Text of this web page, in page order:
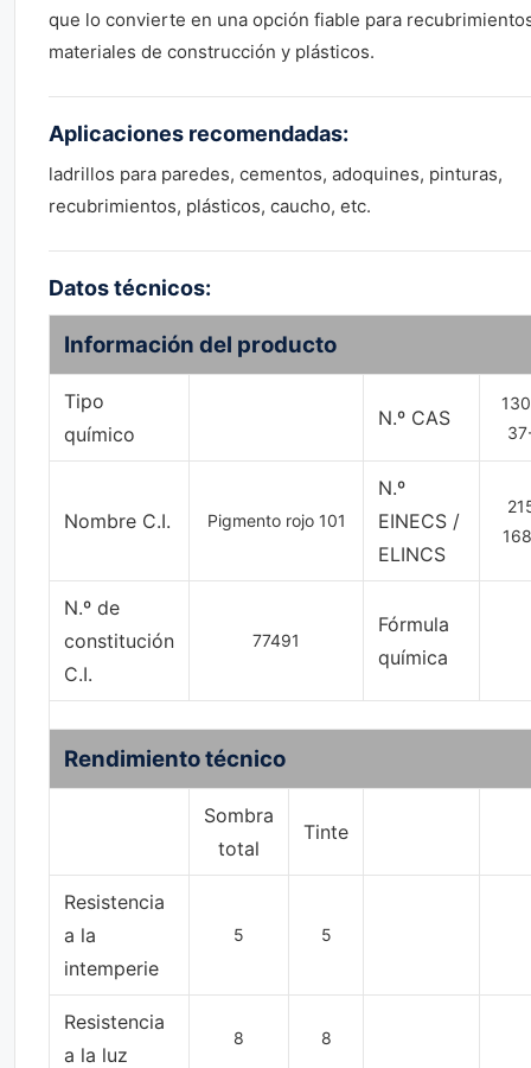
que lo convierte en una opción fiable para
materiales de construcción y plásticos.
Aplicaciones recomendadas:
ladrillos para paredes, cementos, adoquines, pinturas,
recubrimientos, plásticos, caucho, etc.
Datos técnicos:
Información del producto
Tipo
químico
N.º CAS
Nombre C.I. Pigmento rojo 101
N.º
EINECS /
ELINCS
N.º de
constitución
C.I.
77491
Fórmula
química
Rendimiento técnico
Sombra
total
Tinte
Resistencia
a la
intemperie
5 5
Resistencia
a la luz
8 8